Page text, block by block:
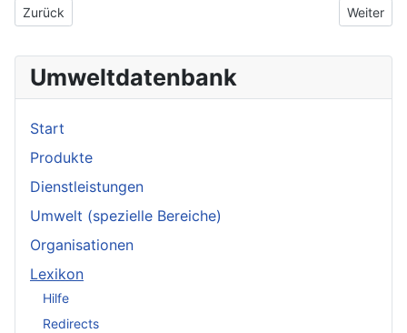
Vorheriger Beitrag: Rotterdamer Markt
Zurück Nächster
Weiter
Umweltdatenbank
Start
Produkte
Dienstleistungen
Umwelt (spezielle Bereiche)
Organisationen
Lexikon
Hilfe
Redirects